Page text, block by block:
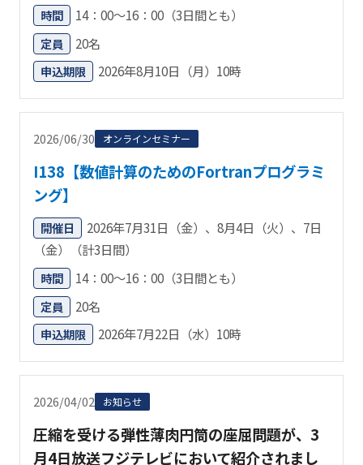
時間 14：00～16：00（3日間とも）
定員 20名
申込期限 2026年8月10日（月）10時
2026/06/30 オンラインセミナー
I138【数値計算のためのFortranプログラミ
ング】
開催日
2026年7月31日（金）、8月4日（火）、7日
（金）（計3日間）
時間 14：00～16：00（3日間とも）
定員 20名
申込期限 2026年7月22日（水）10時
2026/04/02 お知らせ
圧縮を受ける弾性薄肉円筒の座屈問題が、3
月4日放送フジテレビにおいて紹介されまし